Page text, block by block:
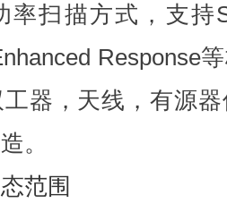
率扫描方式，支持
Response
器，天线，有源
。
范围